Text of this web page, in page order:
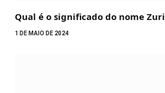
Qual é o significado do nome Zuri
1 DE MAIO DE 2024